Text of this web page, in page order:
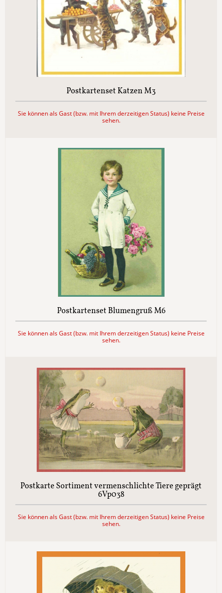
Postkartenset Katzen M3
Sie können als Gast (bzw. mit Ihrem derzeitigen Status) keine Preise
sehen.
Postkartenset Blumengruß M6
Sie können als Gast (bzw. mit Ihrem derzeitigen Status) keine Preise
sehen.
Postkarte Sortiment vermenschlichte Tiere geprägt
6Vp038
Sie können als Gast (bzw. mit Ihrem derzeitigen Status) keine Preise
sehen.